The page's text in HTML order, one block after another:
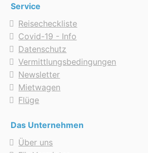
Service
Reisecheckliste
Covid-19 - Info
Datenschutz
Vermittlungsbedingungen
Newsletter
Mietwagen
Flüge
Das Unternehmen
Über uns